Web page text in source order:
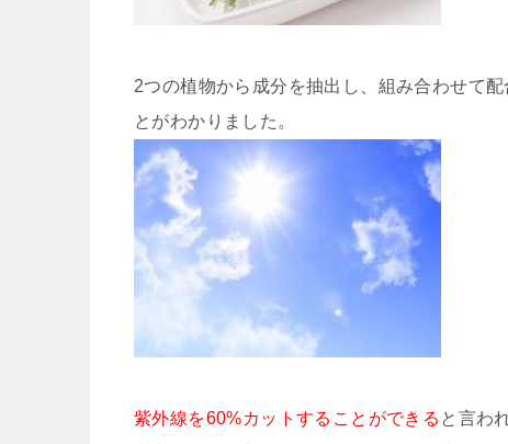
2つの植物から成分を抽出し、組み合わせて
とがわかりました。
紫外線を60%カットすることができる と言わ